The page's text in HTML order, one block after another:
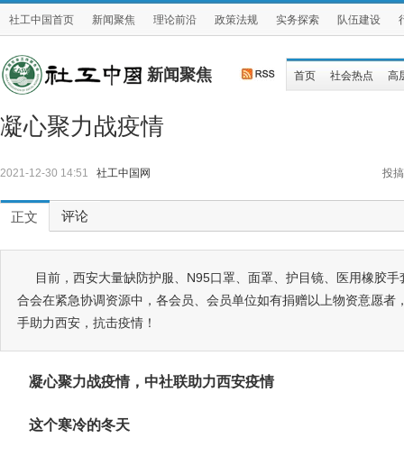
社工中国首页 新闻聚焦 理论前沿 政策法规 实务探索 队伍建设
新闻聚焦 首页 社会热点 高
凝心聚力战疫情
2021-12-30 14:51 社工中国网 投搞
正文 评论
目前，西安大量缺防护服、N95口罩、面罩、护目镜、医用橡胶
合会在紧急协调资源中，各会员、会员单位如有捐赠以上物资意愿者
手助力西安，抗击疫情！
凝心聚力战疫情，中社联助力西安疫情
这个寒冷的冬天